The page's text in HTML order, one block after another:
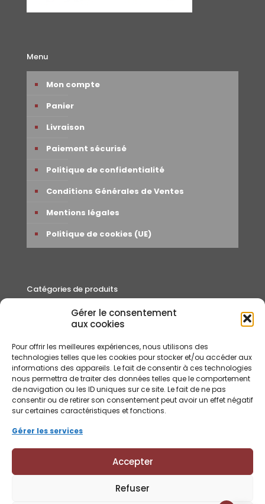
Gérer le consentement
aux cookies
Pour offrir les meilleures expériences, nous utilisons des
technologies telles que les cookies pour stocker et/ou accéder aux
informations des appareils. Le fait de consentir à ces technologies
nous permettra de traiter des données telles que le comportement
de navigation ou les ID uniques sur ce site. Le fait de ne pas
consentir ou de retirer son consentement peut avoir un effet négatif
sur certaines caractéristiques et fonctions.
Gérer les services
Accepter
Refuser
Menu
Mon compte
Panier
Livraison
Paiement sécurisé
Politique de confidentialité
Conditions Générales de Ventes
Mentions légales
Politique de cookies (UE)
Catégories de produits
Autour du thé
Rooibos et Infusions
Thés